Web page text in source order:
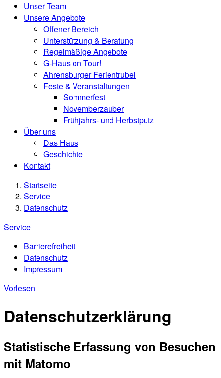
Unser Team
Unsere Angebote
Offener Bereich
Unterstützung & Beratung
Regelmäßige Angebote
G-Haus on Tour!
Ahrensburger Ferientrubel
Feste & Veranstaltungen
Sommerfest
Novemberzauber
Frühjahrs- und Herbstputz
Über uns
Das Haus
Geschichte
Kontakt
Startseite
Service
Datenschutz
Service
Barrierefreiheit
Datenschutz
Impressum
Vorlesen
Datenschutzerklärung
Statistische Erfassung von Besuchen
mit Matomo